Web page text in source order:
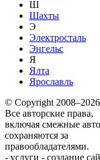
Ш
Шахты
Э
Электросталь
Энгельс
Я
Ялта
Ярославль
© Copyright
Все авторские права,
включая смежные
сохраняются за
правообладателями.
- услуги - создание